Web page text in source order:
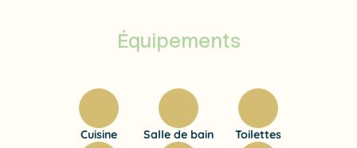
Équipements
Cuisine Salle de bain Toilettes